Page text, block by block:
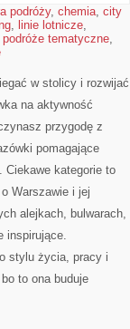
podróży, chemia, city
, linie lotnicze,
podróże tematyczne,
w stolicy i rozwijać
na aktywność
przygodę z
pomagające
Ciekawe kategorie to
Warszawie i jej
alejkach, bulwarach,
inspirujące.
stylu życia, pracy i
to ona buduje